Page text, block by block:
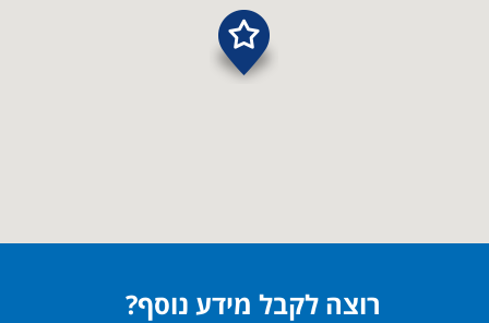
רוצה לקבל מידע נוסף?